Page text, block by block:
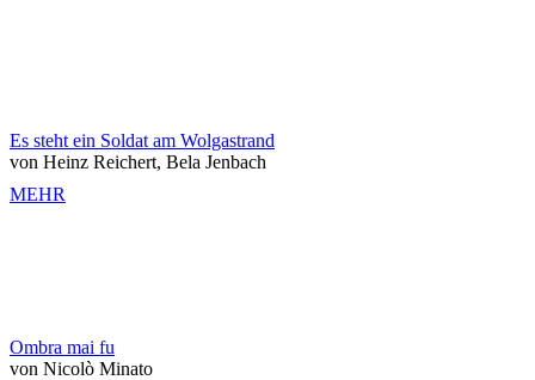
Es steht ein Soldat am Wolgastrand
von Heinz Reichert, Bela Jenbach
MEHR
Ombra mai fu
von Nicolò Minato